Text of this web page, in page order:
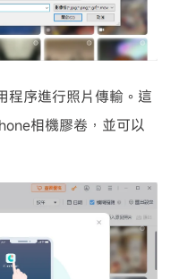
程序進行照片傳輸。這
相機膠卷，並可以